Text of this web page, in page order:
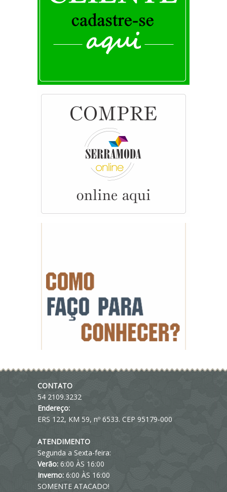
CONTATO
54 2109.3232
Endereço:
ERS 122, KM 59, nº 6533. CEP 95179-000
ATENDIMENTO
Segunda a Sexta-feira:
Verão: 6:00 ÀS 16:00
Inverno: 6:00 ÀS 16:00
SOMENTE ATACADO!